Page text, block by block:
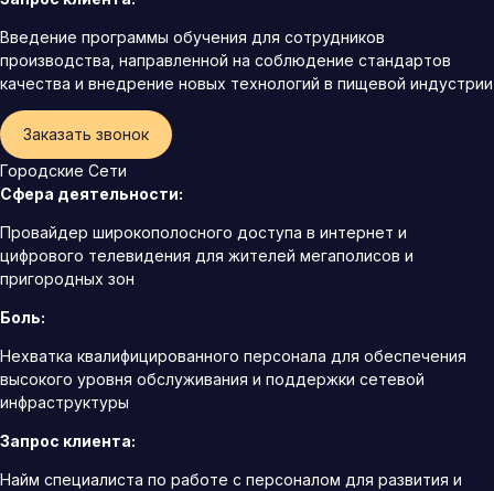
Введение программы обучения для сотрудников
производства, направленной на соблюдение стандартов
качества и внедрение новых технологий в пищевой индустрии
Заказать звонок
Городские Сети
Сфера деятельности:
Провайдер широкополосного доступа в интернет и
цифрового телевидения для жителей мегаполисов и
пригородных зон
Боль:
Нехватка квалифицированного персонала для обеспечения
высокого уровня обслуживания и поддержки сетевой
инфраструктуры
Запрос клиента:
Найм специалиста по работе с персоналом для развития и